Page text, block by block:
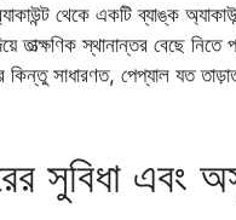
থেকে একটি ব্যাঙ্ক
তাত্ক্ষণিক স্থানান্তর বেছে
কিন্তু সাধারণত, পেপ্যাল ​​যত
সুবিধা এবং